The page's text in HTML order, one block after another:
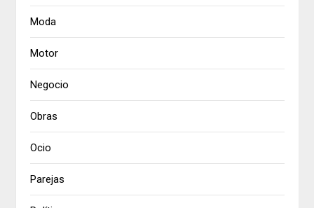
Moda
Motor
Negocio
Obras
Ocio
Parejas